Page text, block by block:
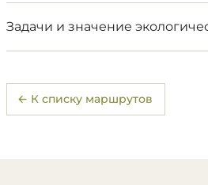
Задачи и значение
← К списку маршрутов